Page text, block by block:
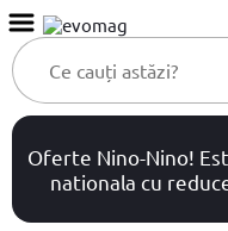
Oferte Nino-Nino!
nationala cu